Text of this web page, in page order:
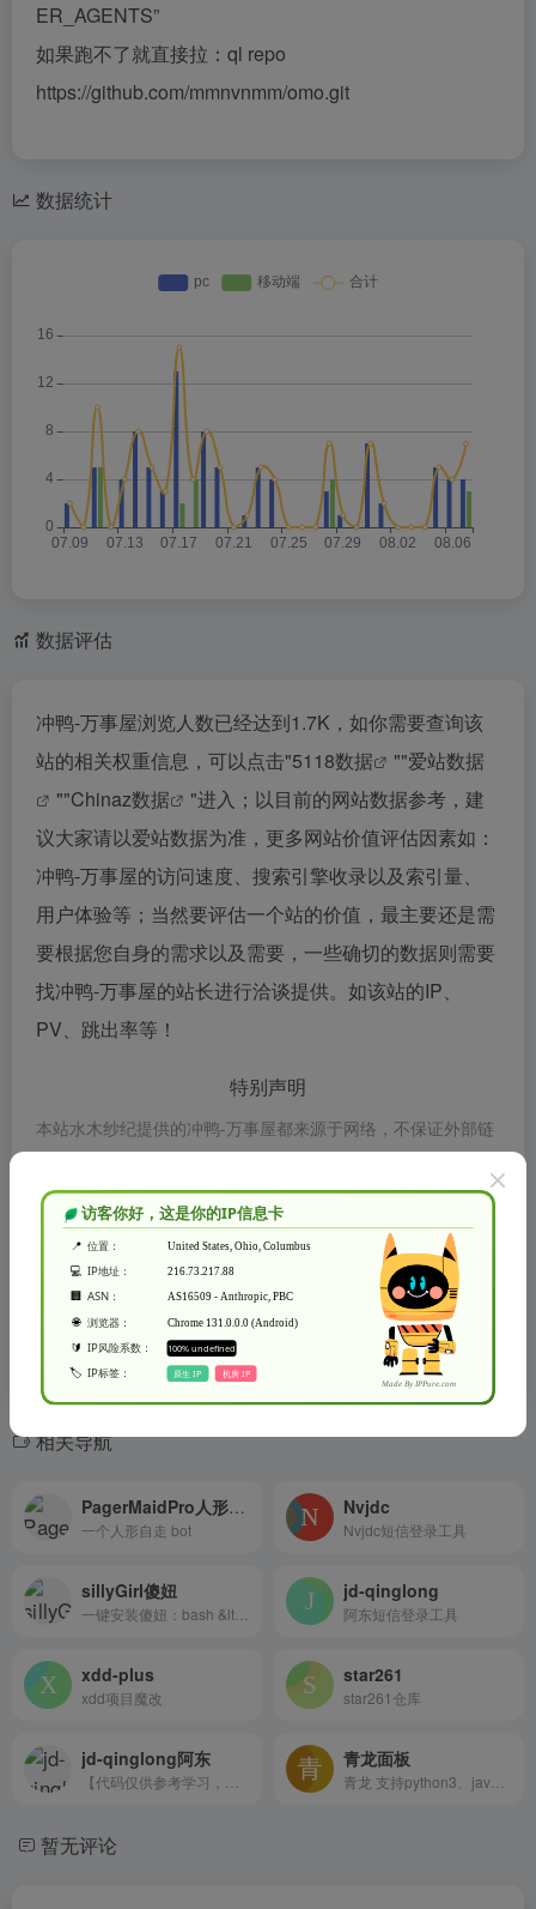
ER_AGENTS”
如果跑不了就直接拉：ql repo
https://github.com/mmnvnmm/omo.git
数据统计
数据评估
冲鸭-万事屋浏览人数已经达到1.7K，如你需要查询该
站的相关权重信息，可以点击"5118数据 ""爱站数据
""Chinaz数据
"进入；以目前的网站数据参考，建
议大家请以爱站数据为准，更多网站价值评估因素如：
冲鸭-万事屋的访问速度、搜索引擎收录以及索引量、
用户体验等；当然要评估一个站的价值，最主要还是需
要根据您自身的需求以及需要，一些确切的数据则需要
找冲鸭-万事屋的站长进行洽谈提供。如该站的IP、
PV、跳出率等！
特别声明
本站水木纱纪提供的冲鸭-万事屋都来源于网络，不保证外部链
木纱纪实际控制，在2022年11月15日 下午3:09收录时，该网
页上的内容，都属于合规合法，后期网页的内容如出现违规，
可以直接联系网站管理员进行删除，水木纱纪不承担任何责
水木纱纪致力于优质、实用的网络站点资源收集与分享！
相关导航
PagerMaidPro人形bot
一个人形自走 bot
Nvjdc
Nvjdc短信登录工具
sillyGirl傻妞 jd-qinglong
阿东短信登录工具
xdd-plus
xdd项目魔改
star261
star261仓库
jd-qinglong阿东 青龙面板
暂无评论